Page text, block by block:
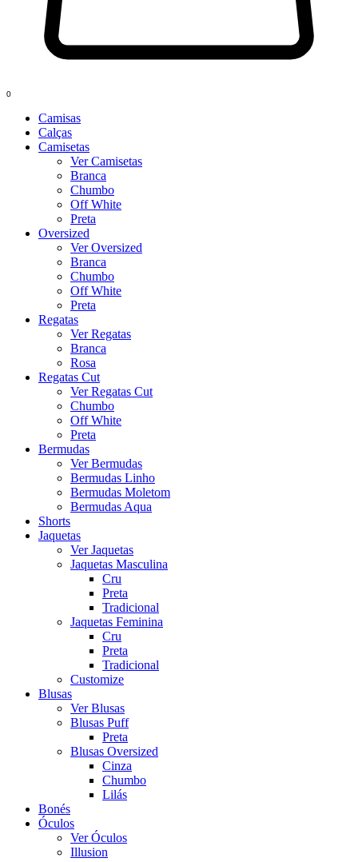
0
Camisas
Calças
Camisetas
Ver Camisetas
Branca
Chumbo
Off White
Preta
Oversized
Ver Oversized
Branca
Chumbo
Off White
Preta
Regatas
Ver Regatas
Branca
Rosa
Regatas Cut
Ver Regatas Cut
Chumbo
Off White
Preta
Bermudas
Ver Bermudas
Bermudas Linho
Bermudas Moletom
Bermudas Aqua
Shorts
Jaquetas
Ver Jaquetas
Jaquetas Masculina
Cru
Preta
Tradicional
Jaquetas Feminina
Cru
Preta
Tradicional
Customize
Blusas
Ver Blusas
Blusas Puff
Preta
Blusas Oversized
Cinza
Chumbo
Lilás
Bonés
Óculos
Ver Óculos
Illusion